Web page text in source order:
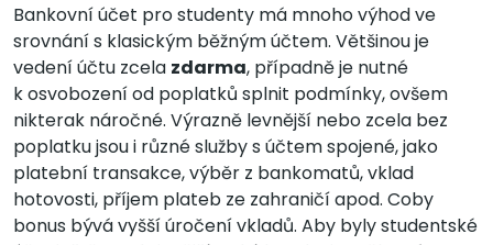
Bankovní účet pro studenty má mnoho výhod ve
srovnání s klasickým běžným účtem. Většinou je
vedení účtu zcela zdarma, případně je nutné
k osvobození od poplatků splnit podmínky, ovšem
nikterak náročné. Výrazně levnější nebo zcela bez
poplatku jsou i různé služby s účtem spojené, jako
platební transakce, výběr z bankomatů, vklad
hotovosti, příjem plateb ze zahraničí apod. Coby
bonus bývá vyšší úročení vkladů. Aby byly studentské